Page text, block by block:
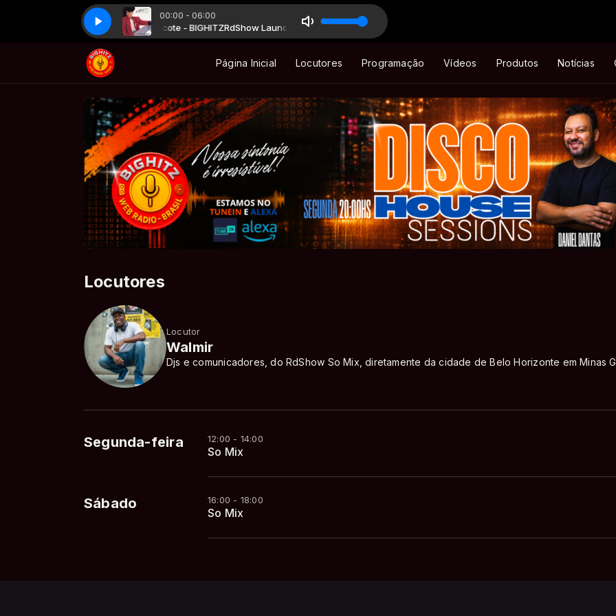
00:00 - 06:00
Launch R&B BIGHITZ com Mascote - BIGHITZRdShow Launch R&B BIGHITZ com Mascote - BIGHITZ
Liz Hogue - Dream Lover Liz Hogue - Dream Lover
Página Inicial Locutores Programação Vídeos Produtos Notícias
Locutores
Locutor
Walmir
Djs e comunicadores, do RdShow So Mix, diretamente da cidade de Belo Horizonte em Minas
Segunda-feira 12:00 - 14:00
So Mix
Sábado 16:00 - 18:00
So Mix